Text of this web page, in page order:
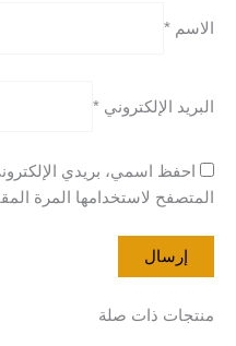
الاسم *
البريد الإلكتروني *
احفظ اسمي، بريدي
المتصفح لاستخدامها المرة
منتجات ذات صلة